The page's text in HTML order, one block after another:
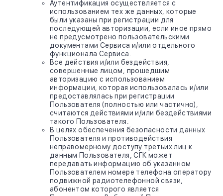
Аутентификация осуществляется с
использованием тех же данных, которые
были указаны при регистрации для
последующей авторизации, если иное прямо
не предусмотрено пользовательскими
документами Сервиса и/или отдельного
функционала Сервиса.
Все действия и/или бездействия,
совершенные лицом, прошедшим
авторизацию с использованием
информации, которая использовалась и/или
предоставлялась при регистрации
Пользователя (полностью или частично),
считаются действиями и/или бездействиями
такого Пользователя.
В целях обеспечения безопасности данных
Пользователя и противодействия
неправомерному доступу третьих лиц к
данным Пользователя, СГК может
передавать информацию об указанном
Пользователем номере телефона оператору
подвижной радиотелефонной связи,
абонентом которого является